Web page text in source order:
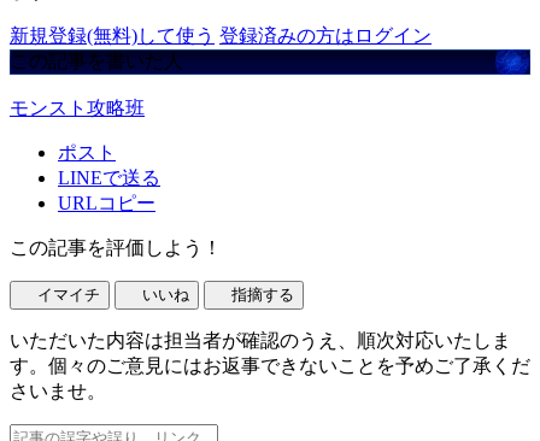
新規登録(無料)して使う 登録済みの方はログイン
この記事を書いた人
モンスト攻略班
ポスト
LINEで送る
URLコピー
この記事を評価しよう！
イマイチ いいね 指摘する
いただいた内容は担当者が確認のうえ、順次対応いたしま
す。個々のご意見にはお返事できないことを予めご了承くだ
さいませ。